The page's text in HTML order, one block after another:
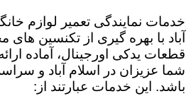
خدمات نمایندگی تعمیر لوازم
آباد با بهره گیری از تکنسین های
قطعات یدکی اورجینال، آماده
شما عزیزان در اسلام آباد و
باشد. این خدمات عبارتند از: